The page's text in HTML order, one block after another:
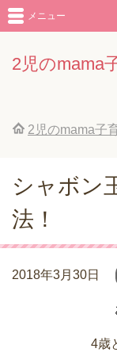
2児のmama
メニュー
2児のmama子
シャボン
法！
2018年3月30日
4歳